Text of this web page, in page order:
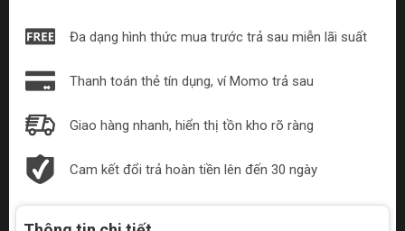
Đa dạng hình thức mua trước trả sau miễn lãi suất
Thanh toán thẻ tín dụng, ví Momo trả sau
Giao hàng nhanh, hiển thị tồn kho rõ ràng
Cam kết đổi trả hoàn tiền lên đến 30 ngày